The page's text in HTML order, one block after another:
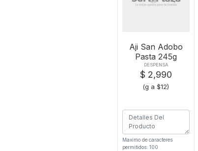
Aji San Adobo
Pasta 245g
DESPENSA
$ 2,990
(g a $12)
Maximo de caracteres
permitidos: 100